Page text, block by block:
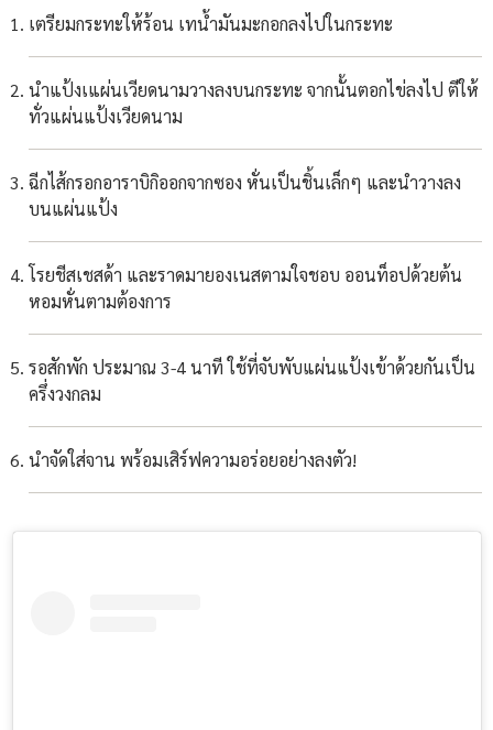
เตรียมกระทะให้ร้อน เทน้ำมันมะกอกลงไปในกระทะ
นำแป้งเแผ่นเวียดนามวางลงบนกระทะ จากนั้นตอกไข่ลงไป ตีให้
ทั่วแผ่นแป้งเวียดนาม
ฉีกไส้กรอกอาราบิกิออกจากซอง หั่นเป็นชิ้นเล็กๆ และนำวางลง
บนแผ่นแป้ง
โรยชีสเชสด้า และราดมายองเนสตามใจชอบ ออนท็อปด้วยต้น
หอมหั่นตามต้องการ
รอสักพัก ประมาณ 3-4 นาที ใช้ที่จับพับแผ่นแป้งเข้าด้วยกันเป็น
ครึ่งวงกลม
นำจัดใส่จาน พร้อมเสิร์ฟความอร่อยอย่างลงตัว!